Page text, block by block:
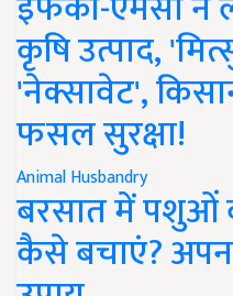
कृषि उत्पाद,
'नेक्सावेट',
फसल सुरक्षा!
Animal Husbandry
बरसात में पशुओं
कैसे बचाएं?